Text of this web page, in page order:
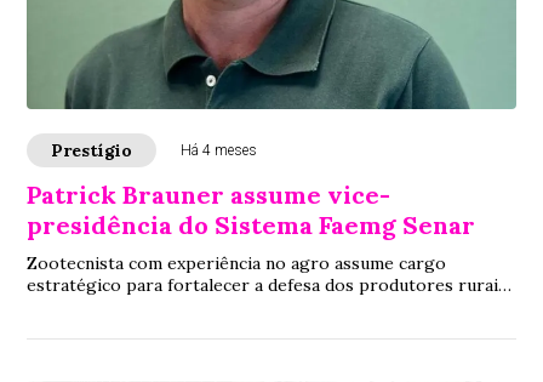
Prestígio Há 4 meses
Patrick Brauner assume vice-
presidência do Sistema Faemg Senar
Zootecnista com experiência no agro assume cargo
estratégico para fortalecer a defesa dos produtores rurais